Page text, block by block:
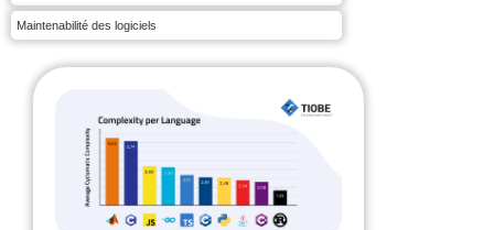
Maintenabilité des logiciels